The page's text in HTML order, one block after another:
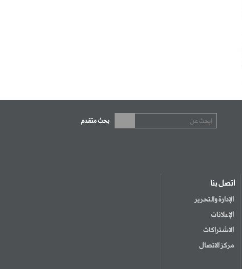
بحث متقدم
اتصل بنا
الإدارة والتحرير
الإعلانات
الاشتراكات
مركز الاتصال